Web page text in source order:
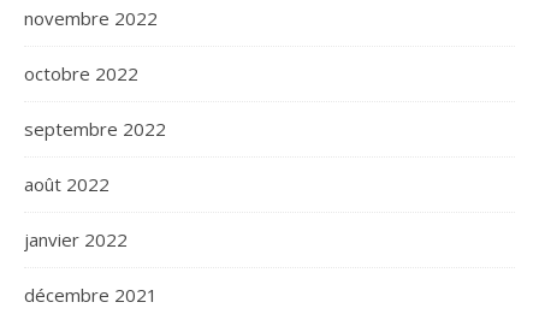
novembre 2022
octobre 2022
septembre 2022
août 2022
janvier 2022
décembre 2021